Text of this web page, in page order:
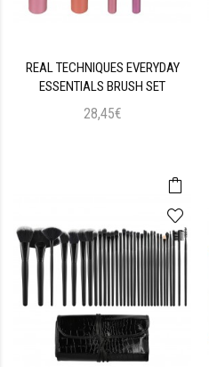
REAL TECHNIQUES EVERYDAY
ESSENTIALS BRUSH SET
28,45€